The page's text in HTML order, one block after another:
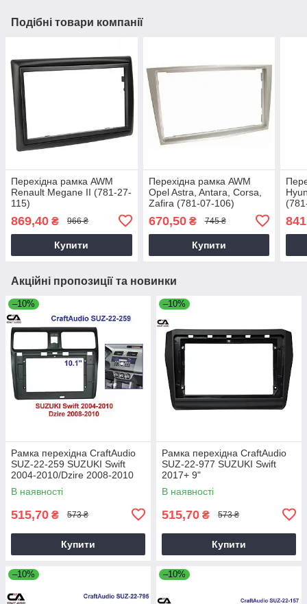
Подібні товари компанії
Перехідна рамка AWM
Renault Megane II (781-27-
115)
869,40 ₴ 966 ₴
Купити
Перехідна рамка AWM
Opel Astra, Antara, Corsa,
Zafira (781-07-106)
670,50₴ 745 ₴
Купити
Акційні пропозиції та новинки
–10%
Рамка перехідна CraftAudio
SUZ-22-259 SUZUKI Swift
2004-2010/Dzire 2008-2010
10"
В наявності
515,70 ₴ 573 ₴
Купити
–10%
Рамка перехідна CraftAudio
SUZ-22-977 SUZUKI Swift
2017+ 9"
В наявності
515,70 ₴ 573 ₴
Купити
–10% –10%